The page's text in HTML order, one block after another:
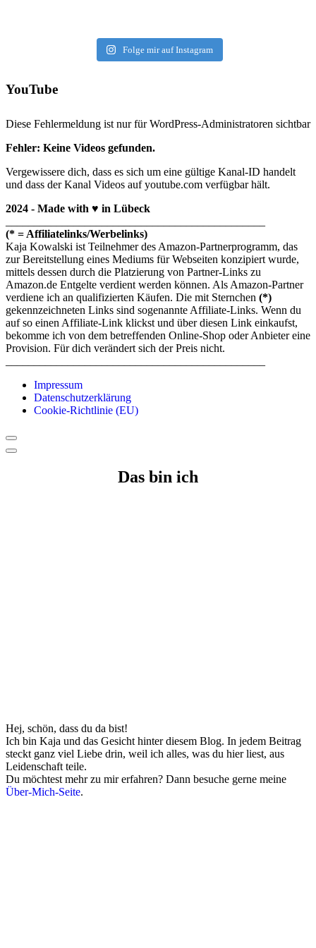
Folge mir auf Instagram
YouTube
Diese Fehlermeldung ist nur für WordPress-Administratoren sichtbar
Fehler: Keine Videos gefunden.
Vergewissere dich, dass es sich um eine gültige Kanal-ID handelt
und dass der Kanal Videos auf youtube.com verfügbar hält.
2024 - Made with ♥ in Lübeck
(* = Affiliatelinks/Werbelinks)
Kaja Kowalski ist Teilnehmer des Amazon-Partnerprogramm, das
zur Bereitstellung eines Mediums für Webseiten konzipiert wurde,
mittels dessen durch die Platzierung von Partner-Links zu
Amazon.de Entgelte verdient werden können. Als Amazon-Partner
verdiene ich an qualifizierten Käufen. Die mit Sternchen (*)
gekennzeichneten Links sind sogenannte Affiliate-Links. Wenn du
auf so einen Affiliate-Link klickst und über diesen Link einkaufst,
bekomme ich von dem betreffenden Online-Shop oder Anbieter eine
Provision. Für dich verändert sich der Preis nicht.
Impressum
Datenschutzerklärung
Cookie-Richtlinie (EU)
Das bin ich
Hej, schön, dass du da bist!
Ich bin Kaja und das Gesicht hinter diesem Blog. In jedem Beitrag
steckt ganz viel Liebe drin, weil ich alles, was du hier liest, aus
Leidenschaft teile.
Du möchtest mehr zu mir erfahren? Dann besuche gerne meine
Über-Mich-Seite.